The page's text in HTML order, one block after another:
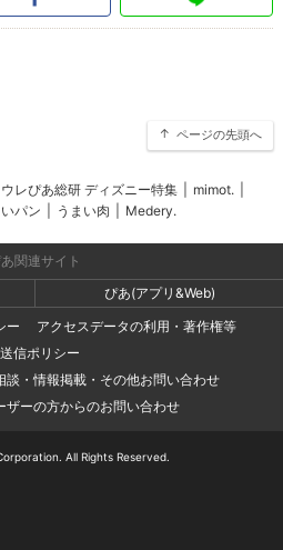
ページの先頭へ
ウレぴあ総研 ディズニー特集 mimot.
パン うまい肉 Medery.
関連サイト
ぴあ(アプリ&Web)
ー
アクセスデータの利用・著作権等
信ポリシー
談・情報掲載・その他お問い合わせ
ザーの方からのお問い合わせ
All Rights Reserved.